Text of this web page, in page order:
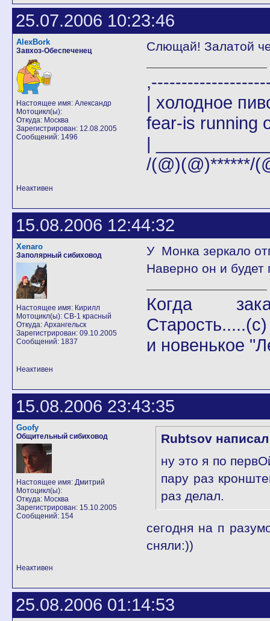
25.07.2006 10:23:46
AlexBork
Завхоз-Обеспеченец
Настоящее имя: Александр
Мотоцикл(ы):
Откуда: Москва
Зарегистрирован: 12.08.2005
Сообщений: 1496
Слющай! Залатой
| холодное
fear-is running
|
/(@)(@)******/
Неактивен
15.08.2006 12:44:32
Xenaro
Заполярный сибиховод
Настоящее имя: Кирилл
Мотоцикл(ы): СВ-1 красный
Откуда: Архангельск
Зарегистрирован: 09.10.2005
Сообщений: 1837
У Монка зеркало
Наверно он и
Когда
Старость.....(с)
и новенькое
Неактивен
15.08.2006 23:43:35
Goofy
Общительный сибиховод
Настоящее имя: Дмитрий
Мотоцикл(ы):
Откуда: Москва
Зарегистрирован: 15.10.2005
Сообщений: 154
Rubtsov
ну это я по
пару раз
раз делал.
сегодня на п
сняли:))
Неактивен
25.08.2006 01:14:53